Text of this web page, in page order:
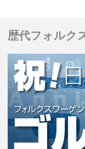
場は
値が
らっ
て買
ちで
すし
も
店が
歴代フォルク